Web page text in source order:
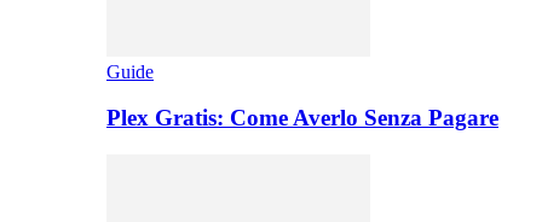
Guide
Plex Gratis: Come Averlo Senza Pagare